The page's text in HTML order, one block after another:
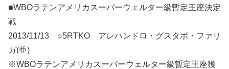
■WBOラテンアメリカスーパーウェルター級暫定王座決定
戦
2013/11/13 ○5RTKO アレハンドロ・グスタボ・ファリ
ガ(亜)
※WBOラテンアメリカスーパーウェルター級暫定王座獲